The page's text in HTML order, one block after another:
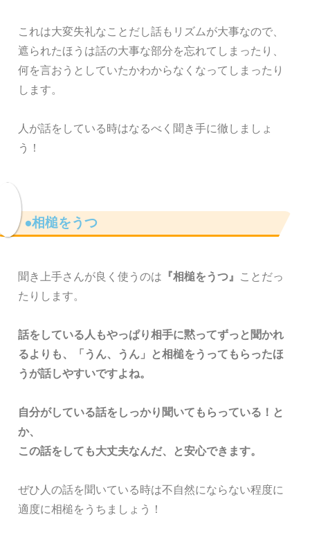
これは大変失礼なことだし話もリズムが大事なので、
遮られたほうは話の大事な部分を忘れてしまったり、
何を言おうとしていたかわからなくなってしまったり
します。
人が話をしている時はなるべく聞き手に徹しましょ
う！
●相槌をうつ
聞き上手さんが良く使うのは 『相槌をうつ』 ことだっ
たりします。
話をしている人もやっぱり相手に黙ってずっと聞かれ
るよりも、「うん、うん」と相槌をうってもらったほ
うが話しやすいですよね。
自分がしている話をしっかり聞いてもらっている！と
か、
この話をしても大丈夫なんだ、と安心できます。
ぜひ人の話を聞いている時は不自然にならない程度に
適度に相槌をうちましょう！